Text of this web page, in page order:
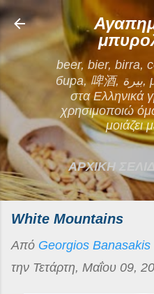
Μετάβαση στο
beer, bier, birra,
бира, 啤酒, بيرة, μπίρα. Ναι, η μπίρα
στα Ελληνικά
χρησιμοποιώ
μοιάζει
ΑΡΧΙΚΗ
ΟΡΟΙ
White Mountains
Από Georgios Banasakis
την Τετάρτη, Μαΐου 09,